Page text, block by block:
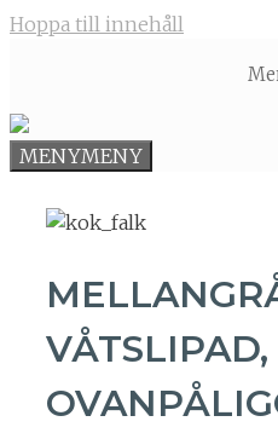
Hoppa till innehåll
MENYMENY